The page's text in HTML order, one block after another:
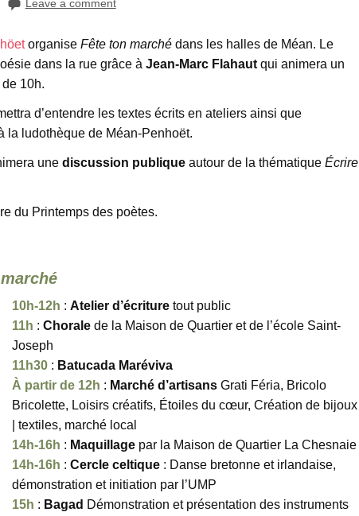
Leave a comment
organise Fête ton marchédans les halles de Méan. Le
dans la rue grâce à Jean-Marc Flahautqui animera un
10h.
d’entendre les textes écrits en ateliers ainsi que
la ludothèque de Méan-Penhoët.
une discussion publiqueautour de la thématique Écrire
du Printemps des poètes.
10h-12h : Atelier d’écrituretout public
11h : Choralede la Maison de Quartier et de l’école Saint-
Joseph
11h30: Batucada Maréviva
À partir de 12h : Marché d’artisansGrati Féria, Bricolo
Bricolette, Loisirs créatifs, Étoiles du cœur, Création de bijoux
| textiles, marché local
14h-16h : Maquillagepar la Maison de Quartier La Chesnaie
14h-16h : Cercle celtique: Danse bretonne et irlandaise,
démonstration et initiation par l’UMP
15h : Bagad Démonstration et présentation des instruments